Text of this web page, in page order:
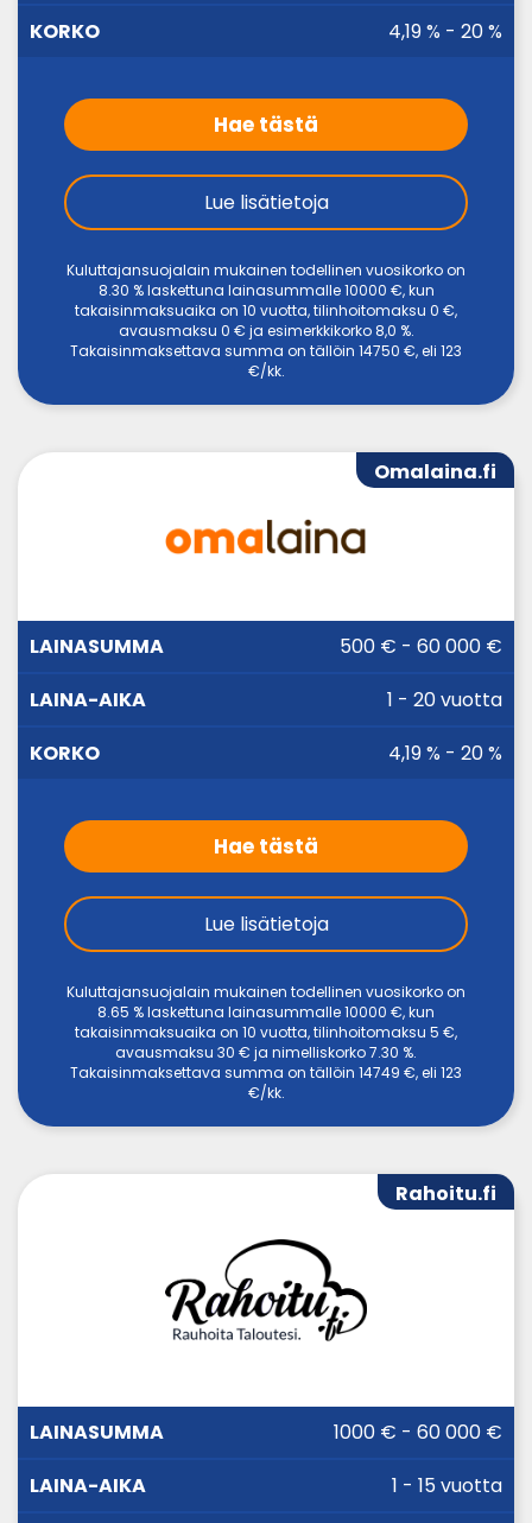
4,19 % - 20 %
Hae tästä
Lue lisätietoja
Kuluttajansuojalain mukainen todellinen vuosikorko on
8.30 % laskettuna lainasummalle 10000 €, kun
takaisinmaksuaika on 10 vuotta, tilinhoitomaksu 0 €,
avausmaksu 0 € ja esimerkkikorko 8,0 %.
Takaisinmaksettava summa on tällöin 14750 €, eli 123
€/kk.
Omalaina.fi
LAINASUMMA KORKO500 € - 60 000 €
1 - 20 vuotta
4,19 % - 20 %
Hae tästä
Lue lisätietoja
Kuluttajansuojalain mukainen todellinen vuosikorko on
8.65 % laskettuna lainasummalle 10000 €, kun
takaisinmaksuaika on 10 vuotta, tilinhoitomaksu 5 €,
avausmaksu 30 € ja nimelliskorko 7.30 %.
Takaisinmaksettava summa on tällöin 14749 €, eli 123
€/kk.
Rahoitu.fi
LAINASUMMA KORKO1000 € - 60 000 €
1 - 15 vuotta